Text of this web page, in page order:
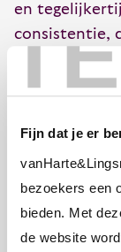
Fijn dat je er
bezoekers een
bieden. Met
de website
en
consistentie,
verliezen.
bereiken
enthousiast,
waarom ik
beter gaan
meer in de
momenten in